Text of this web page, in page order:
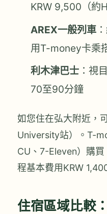
KRW 9,500（約
AREX一般列車
用T-money卡乘
利木津巴士：視
70至90分鐘
如您住在弘大附近，
University站）。T-
CU、7-Eleven）購
程基本費用KRW
住宿區域比較